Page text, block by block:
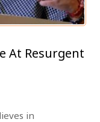
At Resurgent
in